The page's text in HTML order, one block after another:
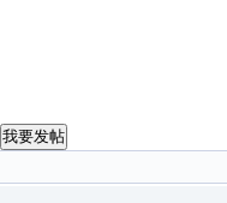
我要发帖